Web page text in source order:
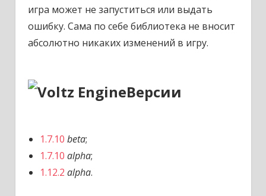
игра может не запуститься или выдать
ошибку. Сама по себе библиотека не вносит
абсолютно никаких изменений в игру.
Версии
1.7.10 beta;
1.7.10 alpha;
1.12.2 alpha.